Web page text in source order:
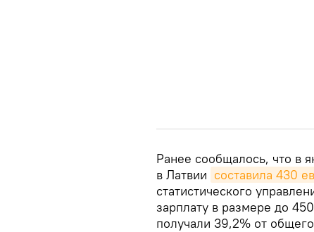
Ранее сообщалось, что в
в Латвии составила 430
статистического
зарплату в размере до
получали 39,2% от